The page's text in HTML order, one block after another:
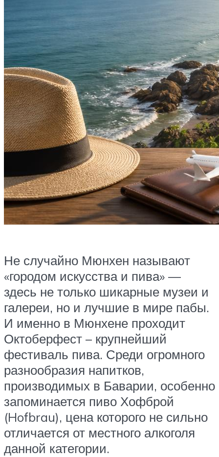
Не случайно Мюнхен называют
«городом искусства и пива» —
здесь не только шикарные музеи и
галереи, но и лучшие в мире пабы.
И именно в Мюнхене проходит
Октоберфест – крупнейший
фестиваль пива. Среди огромного
разнообразия напитков,
производимых в Баварии, особенно
запоминается пиво Хофброй
(Hofbrau), цена которого не сильно
отличается от местного алкоголя
данной категории.